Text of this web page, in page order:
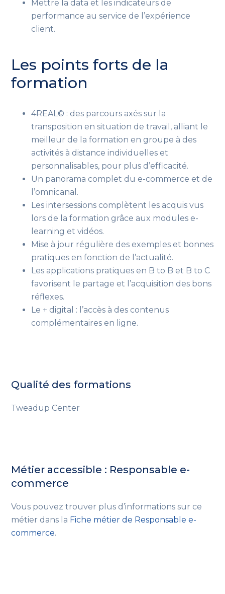
Mettre la data et les indicateurs de
performance au service de l’expérience
client.
Les points forts de la
formation
4REAL© : des parcours axés sur la
transposition en situation de travail, alliant le
meilleur de la formation en groupe à des
activités à distance individuelles et
personnalisables, pour plus d’efficacité.
Un panorama complet du e-commerce et de
l’omnicanal.
Les intersessions complètent les acquis vus
lors de la formation grâce aux modules e-
learning et vidéos.
Mise à jour régulière des exemples et bonnes
pratiques en fonction de l’actualité.
Les applications pratiques en B to B et B to C
favorisent le partage et l’acquisition des bons
réflexes.
Le + digital : l’accès à des contenus
complémentaires en ligne.
Qualité des formations
Tweadup Center
Métier accessible : Responsable e-
commerce
Vous pouvez trouver plus d’informations sur ce
métier dans la Fiche métier de Responsable e-
commerce.